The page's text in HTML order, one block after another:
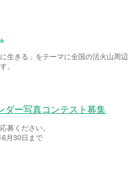
生きる」をテーマに全国の活火山周辺
。
ー写真コンテスト募集
募ください。
6月30日まで